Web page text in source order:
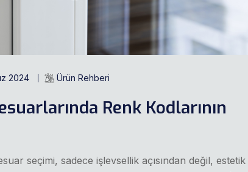
2024 Ürün Rehberi
Renk Kodlarının
seçimi, sadece işlevsellik açısından değil, estetik